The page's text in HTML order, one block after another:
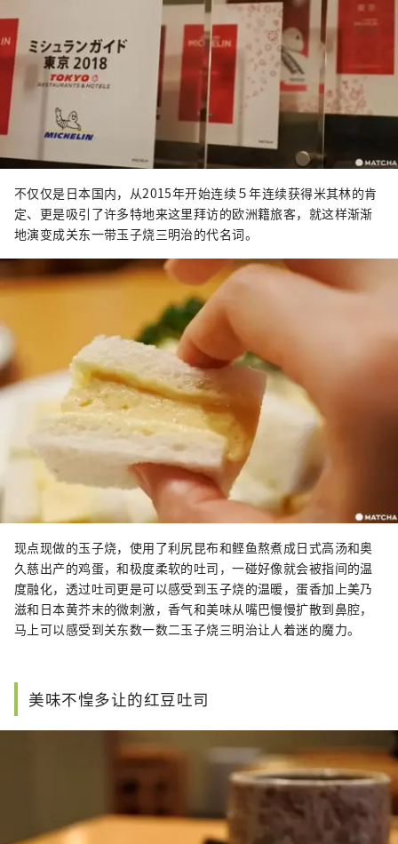
不仅仅是日本国内，从2015年开始连续５年连续获得米其林的肯
定、更是吸引了许多特地来这里拜访的欧洲籍旅客，就这样渐渐
地演变成关东一带玉子烧三明治的代名词。
现点现做的玉子烧，使用了利尻昆布和鲣鱼熬煮成日式高汤和奥
久慈出产的鸡蛋，和极度柔软的吐司，一碰好像就会被指间的温
度融化，透过吐司更是可以感受到玉子烧的温暖，蛋香加上美乃
滋和日本黄芥末的微刺激，香气和美味从嘴巴慢慢扩散到鼻腔，
马上可以感受到关东数一数二玉子烧三明治让人着迷的魔力。
美味不惶多让的红豆吐司